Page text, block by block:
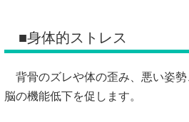
■身体的ストレス
背骨のズレや体の歪み、悪い姿勢
脳の機能低下を促します。